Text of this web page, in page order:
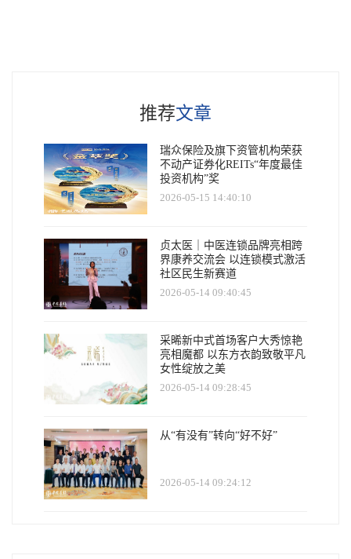
推荐文章
瑞众保险及旗下资管机构荣获
不动产证券化REITs“年度最佳
投资机构”奖
2026-05-15 14:40:10
贞太医｜中医连锁品牌亮相跨
界康养交流会 以连锁模式激活
社区民生新赛道
2026-05-14 09:40:45
采晞新中式首场客户大秀惊艳
亮相魔都 以东方衣韵致敬平凡
女性绽放之美
2026-05-14 09:28:45
从“有没有”转向“好不好”
2026-05-14 09:24:12